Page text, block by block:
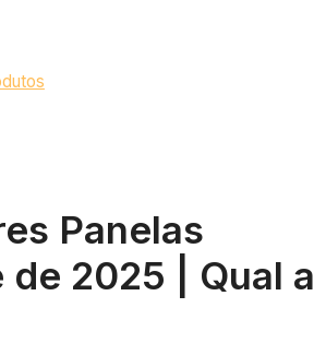
Panelas
2025 | Qual a